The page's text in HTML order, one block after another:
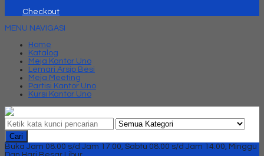
Checkout
MENU NAVIGASI
Home
Katalog
Meja Kantor Uno
Lemari Arsip Besi
Meja Meeting
Partisi Kantor Uno
Kursi Kantor Uno
Cari
Buka Jam 08.00 s/d Jam 17.00, Sabtu 08.00 s/d Jam 14.00, Minggu